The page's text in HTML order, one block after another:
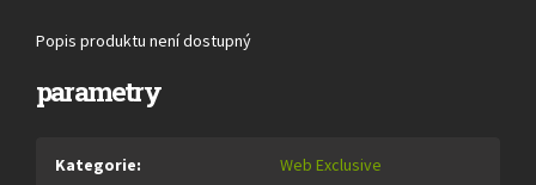
Popis produktu není dostupný
parametry
Kategorie: Web Exclusive